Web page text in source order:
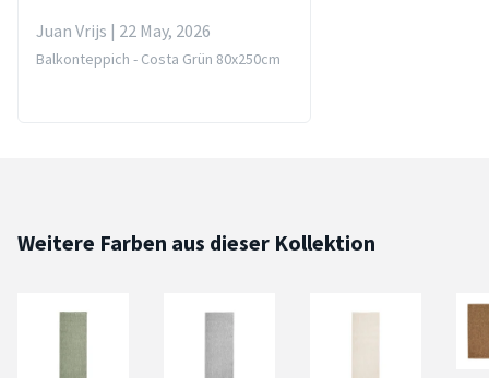
Juan Vrijs | 22 May, 2026
Balkonteppich - Costa Grün 80x250cm
Weitere Farben aus dieser Kollektion